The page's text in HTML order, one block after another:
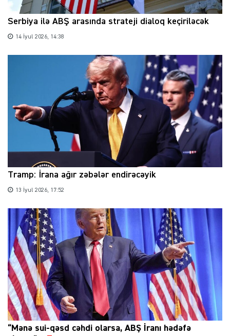
Serbiya ilə ABŞ arasında strateji dialoq keçiriləcək
14 İyul 2026, 14:38
Tramp: İrana ağır zəbələr endirəcəyik
13 İyul 2026, 17:52
“Mənə sui-qəsd cəhdi olarsa, ABŞ İranı hədəfə